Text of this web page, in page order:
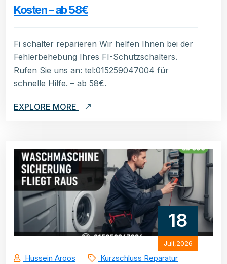
Kosten – ab 58€
Fi schalter reparieren Wir helfen Ihnen bei der
Fehlerbehebung Ihres FI-Schutzschalters.
Rufen Sie uns an: tel:015259047004 für
schnelle Hilfe. – ab 58€.
EXPLORE MORE
18
Juli,2026
Hussein Aroos
Kurzschluss Reparatur